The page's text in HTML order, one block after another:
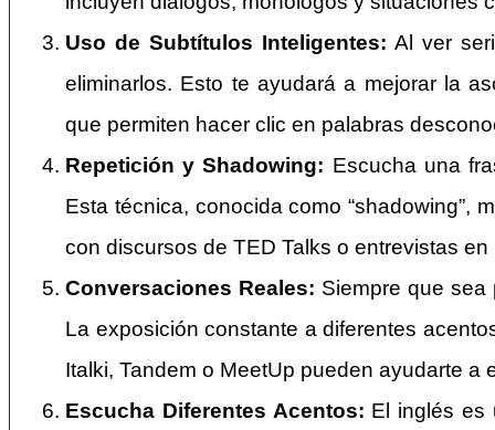
Uso de Subtítulos Inteligentes: Al ver
eliminarlos. Esto te ayudará a mejorar la
que permiten hacer clic en palabras
Repetición y Shadowing: Escucha una
Esta técnica, conocida como “shadowing”,
con discursos de TED Talks o entrevistas en
Conversaciones Reales: Siempre que sea
La exposición constante a diferentes
Italki, Tandem o MeetUp pueden ayudarte
Escucha Diferentes Acentos: El inglés es